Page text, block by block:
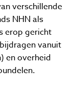
verschillende
NHN als
erop gericht
vanuit
en overheid